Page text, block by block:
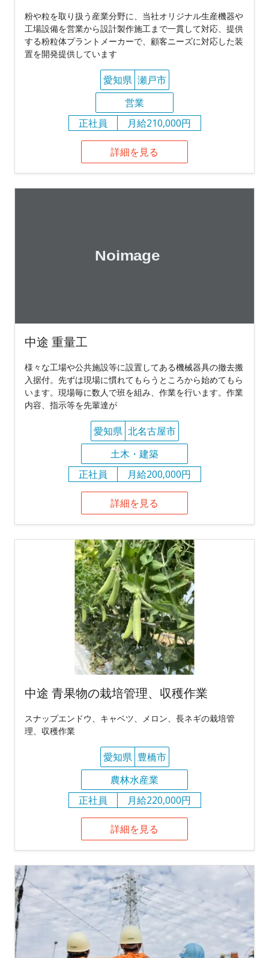
粉や粒を取り扱う産業分野に、当社オリジナル生産機器や
工場設備を営業から設計製作施工まで一貫して対応、提供
する粉粒体プラントメーカーで、顧客ニーズに対応した装
置を開発提供しています
愛知県 瀬戸市
営業
正社員
月給210,000円
詳細を見る
中途 重量工
様々な工場や公共施設等に設置してある機械器具の撤去搬
入据付。先ずは現場に慣れてもらうところから始めてもら
います。現場毎に数人で班を組み、作業を行います。作業
内容、指示等を先輩達が
愛知県 北名古屋市
土木・建築
正社員
月給200,000円
詳細を見る
中途 青果物の栽培管理、収穫作業
スナップエンドウ、キャベツ、メロン、長ネギの栽培管
理、収穫作業
愛知県 豊橋市
農林水産業
正社員
月給220,000円
詳細を見る